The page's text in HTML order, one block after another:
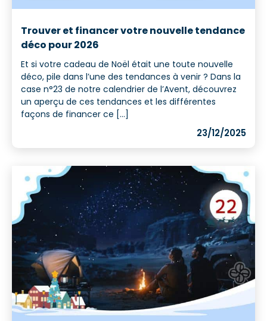
Trouver et financer votre nouvelle tendance
déco pour 2026
Et si votre cadeau de Noël était une toute nouvelle
déco, pile dans l’une des tendances à venir ? Dans la
case n°23 de notre calendrier de l’Avent, découvrez
un aperçu de ces tendances et les différentes
façons de financer ce [...]
23/12/2025